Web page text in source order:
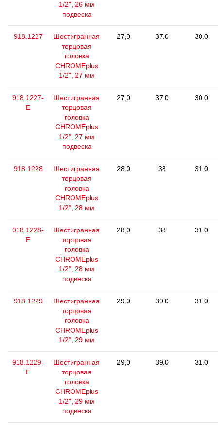
1/2", 26 мм
подвеска
918.1227
Шестигранная
торцовая
головка
CHROMEplus
1/2", 27 мм
27,0 37.0 30.0
918.1227-
E
Шестигранная
торцовая
головка
CHROMEplus
1/2", 27 мм
подвеска
27,0 37.0 30.0
918.1228
Шестигранная
торцовая
головка
CHROMEplus
1/2", 28 мм
28,0 38 31.0
918.1228-
E
Шестигранная
торцовая
головка
CHROMEplus
1/2", 28 мм
подвеска
28,0 38 31.0
918.1229
Шестигранная
торцовая
головка
CHROMEplus
1/2", 29 мм
29,0 39.0 31.0
918.1229-
E
Шестигранная
торцовая
головка
CHROMEplus
1/2", 29 мм
подвеска
29,0 39.0 31.0